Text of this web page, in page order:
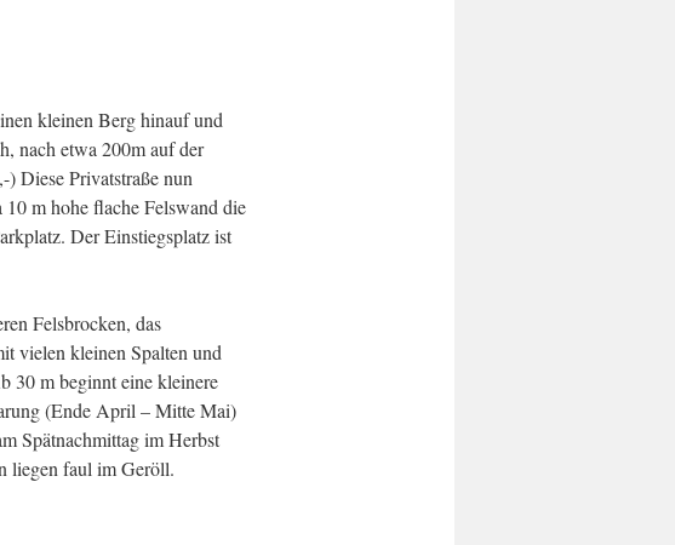
kleinen Berg hinauf und
nach etwa 200m auf der
Diese Privatstraße nun
m hohe flache Felswand die
Der Einstiegsplatz ist
Felsbrocken, das
vielen kleinen Spalten und
30 m beginnt eine kleinere
(Ende April – Mitte Mai)
Spätnachmittag im Herbst
liegen faul im Geröll.